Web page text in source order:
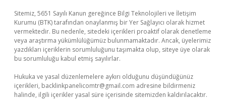
Sitemiz, 5651 Sayılı Kanun gereğince Bilgi Teknolojileri ve İletişim
Kurumu (BTK) tarafından onaylanmış bir Yer Sağlayıcı olarak hizmet
vermektedir. Bu nedenle, sitedeki içerikleri proaktif olarak denetleme
veya araştırma yükümlülüğümüz bulunmamaktadır. Ancak, üyelerimiz
yazdıkları içeriklerin sorumluluğunu taşımakta olup, siteye üye olarak
bu sorumluluğu kabul etmiş sayılırlar.
Hukuka ve yasal düzenlemelere aykırı olduğunu düşündüğünüz
içerikleri, backlinkpanelicomtr@gmail.com adresine bildirmeniz
halinde, ilgili içerikler yasal süre içerisinde sitemizden kaldırılacaktır.